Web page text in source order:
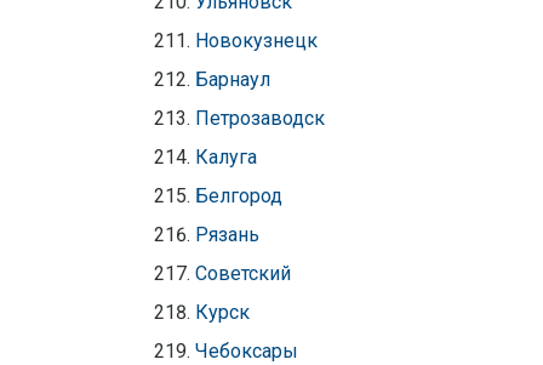
Новокузнецк
Барнаул
Петрозаводск
Калуга
Белгород
Рязань
Советский
Курск
Чебоксары